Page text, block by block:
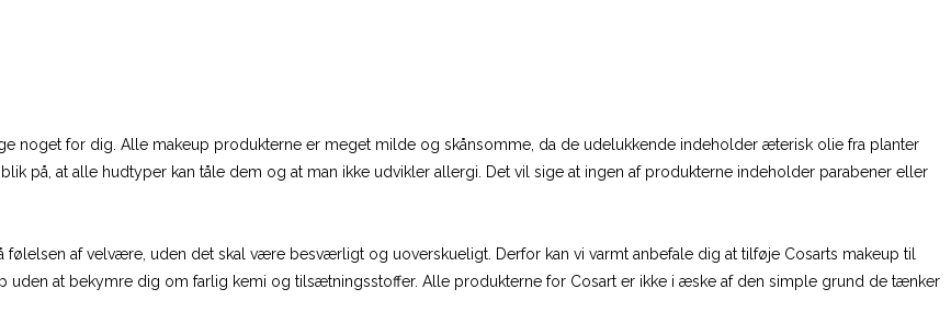
noget for dig. Alle makeup produkterne er meget milde og skånsomme, da de udelukkende indeholder æterisk olie fra planter
på, at alle hudtyper kan tåle dem og at man ikke udvikler allergi. Det vil sige at ingen af produkterne indeholder parabener eller
følelsen af velvære, uden det skal være besværligt og uoverskueligt. Derfor kan vi varmt anbefale dig at tilføje Cosarts makeup til
uden at bekymre dig om farlig kemi og tilsætningsstoffer. Alle produkterne for Cosart er ikke i æske af den simple grund de tænker